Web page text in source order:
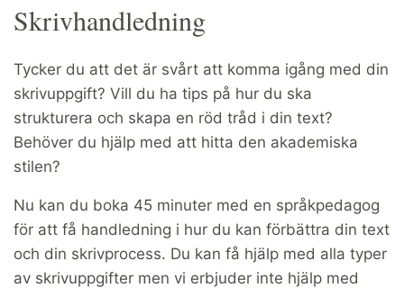
Skrivhandledning
Tycker du att det är svårt att komma igång med din
skrivuppgift? Vill du ha tips på hur du ska
strukturera och skapa en röd tråd i din text?
Behöver du hjälp med att hitta den akademiska
stilen?
Nu kan du boka 45 minuter med en språkpedagog
för att få handledning i hur du kan förbättra din text
och din skrivprocess. Du kan få hjälp med alla typer
av skrivuppgifter men vi erbjuder inte hjälp med